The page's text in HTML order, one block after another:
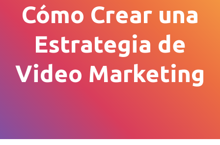
Cómo Crear una
Estrategia de
Video Marketing